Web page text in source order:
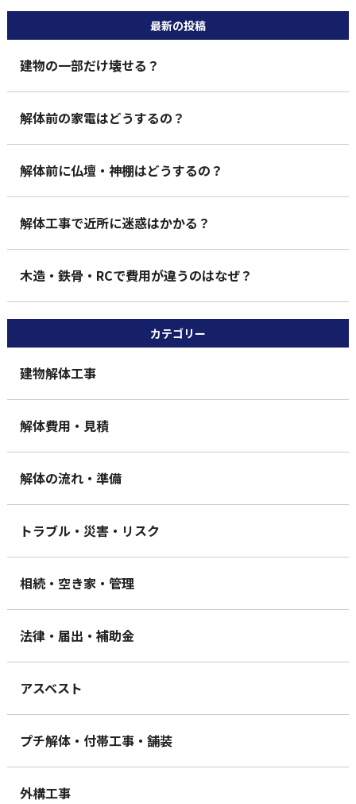
最新の投稿
建物の一部だけ壊せる？
解体前の家電はどうするの？
解体前に仏壇・神棚はどうするの？
解体工事で近所に迷惑はかかる？
木造・鉄骨・RCで費用が違うのはなぜ？
カテゴリー
建物解体工事
解体費用・見積
解体の流れ・準備
トラブル・災害・リスク
相続・空き家・管理
法律・届出・補助金
アスベスト
プチ解体・付帯工事・舗装
外構工事